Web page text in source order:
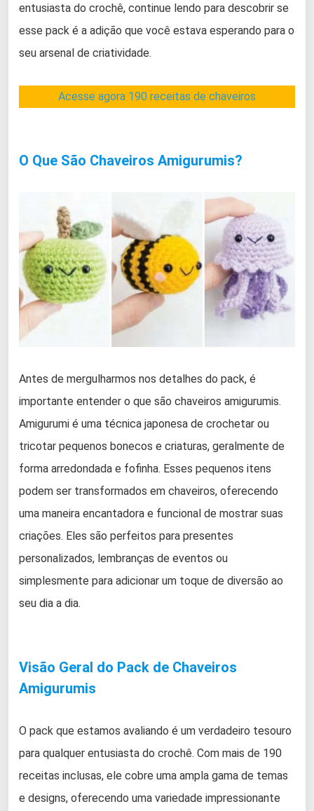
entusiasta do crochê, continue lendo para descobrir se
esse pack é a adição que você estava esperando para o
seu arsenal de criatividade.
Acesse agora 190 receitas de chaveiros
O Que São Chaveiros Amigurumis?
Antes de mergulharmos nos detalhes do pack, é
importante entender o que são chaveiros amigurumis.
Amigurumi é uma técnica japonesa de crochetar ou
tricotar pequenos bonecos e criaturas, geralmente de
forma arredondada e fofinha. Esses pequenos itens
podem ser transformados em chaveiros, oferecendo
uma maneira encantadora e funcional de mostrar suas
criações. Eles são perfeitos para presentes
personalizados, lembranças de eventos ou
simplesmente para adicionar um toque de diversão ao
seu dia a dia.
Visão Geral do Pack de Chaveiros
Amigurumis
O pack que estamos avaliando é um verdadeiro tesouro
para qualquer entusiasta do crochê. Com mais de 190
receitas inclusas, ele cobre uma ampla gama de temas
e designs, oferecendo uma variedade impressionante